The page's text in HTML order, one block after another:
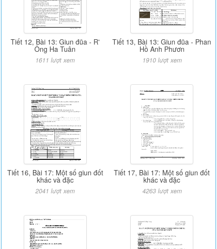
Tiết 12, Bài 13: Giun đũa - R'
Ông Ha Tuân
1611 lượt xem
Tiết 13, Bài 13: Giun đũa - Phan
Hồ Anh Phươn
1910 lượt xem
Tiết 16, Bài 17: Một số giun đốt
khác và đặc
2041 lượt xem
Tiết 17, Bài 17: Một số giun đốt
khác và đặc
4263 lượt xem